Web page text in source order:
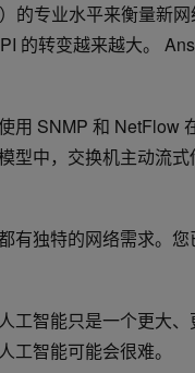
的专业水平来衡量新
的转变越来越大。
用 SNMP 和 NetFlow
型中，交换机主动流
有独特的网络需求。
工智能只是一个更大、
工智能可能会很难。